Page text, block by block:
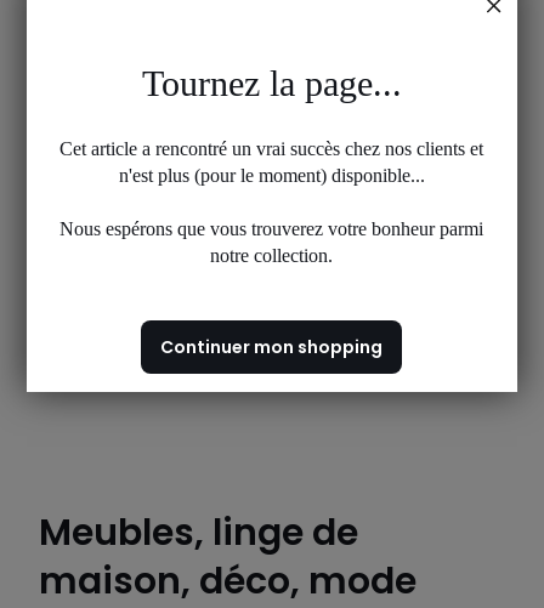
Meubles, linge de
maison, déco, mode
Tournez la page...
Cet article a rencontré un vrai succès chez nos clients et
n'est plus (pour le moment) disponible...
Nous espérons que vous trouverez votre bonheur parmi
notre collection.
Continuer mon shopping